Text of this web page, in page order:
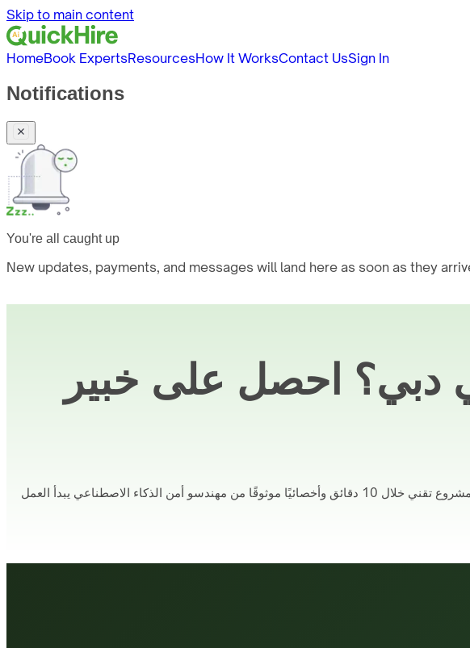
Skip to main content
HomeBook ExpertsResourcesHow It WorksContact UsSign In
Notifications
You're all caught up
New updates, payments, and messages will land here as soon as they
دبي؟ احصل على خبير
«جاهزية حوكمة الذكاء الاصطناعي» يهدّد مخاطر فقدان العملاء في عملك، والوقت ليس في صالحك. QuickHire يعيّن مدير مشروع تقني خلال 10 دقائق وأخصائيًا موثوقًا من مهندسو أمن الذكاء الاصطناعي يبدأ العمل